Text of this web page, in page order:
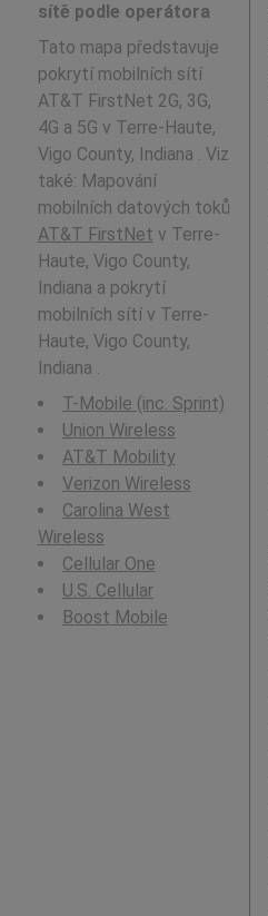
sítě podle operátora
Tato mapa představuje
pokrytí mobilních sítí
AT&T FirstNet 2G, 3G,
4G a 5G v Terre-Haute,
Vigo County, Indiana . Viz
také: Mapování
mobilních datových toků
AT&T FirstNet v Terre-
Haute, Vigo County,
Indiana a pokrytí
mobilních sítí v Terre-
Haute, Vigo County,
Indiana .
T-Mobile (inc. Sprint)
Union Wireless
AT&T Mobility
Verizon Wireless
Carolina West
Wireless
Cellular One
U.S. Cellular
Boost Mobile